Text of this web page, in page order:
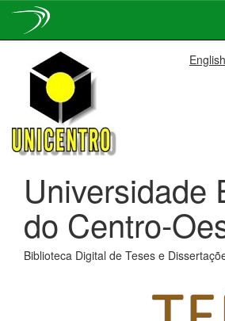
navigation
English
Universidade
do Centro-
Biblioteca Digital de Teses e